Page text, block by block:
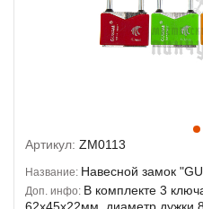
Артикул: ZM0113
Название: Навесной замок
Доп. инфо: В комплекте 3
62х45х22мм, диаметр дужки